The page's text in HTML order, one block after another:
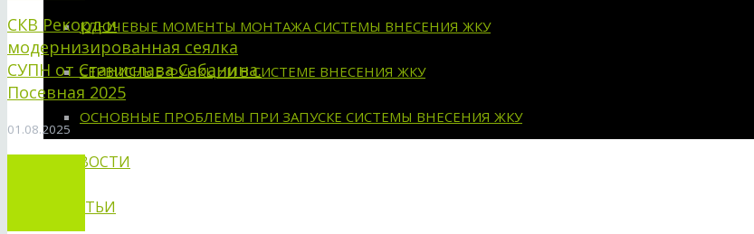
КЛЮЧЕВЫЕ МОМЕНТЫ МОНТАЖА СИСТЕМЫ ВНЕСЕНИЯ ЖКУ
СЕРВИСНЫЕ ФУНКЦИИ В СИСТЕМЕ ВНЕСЕНИЯ ЖКУ
ОСНОВНЫЕ ПРОБЛЕМЫ ПРИ ЗАПУСКЕ СИСТЕМЫ ВНЕСЕНИЯ ЖКУ
НОВОСТИ
СТАТЬИ
СКВ Рекорд и
модернизированная сеялка
СУПН от Станислава Сабанина.
Посевная 2025
01.08.2025